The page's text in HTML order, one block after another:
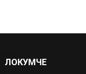
ЛОКУМЧЕ